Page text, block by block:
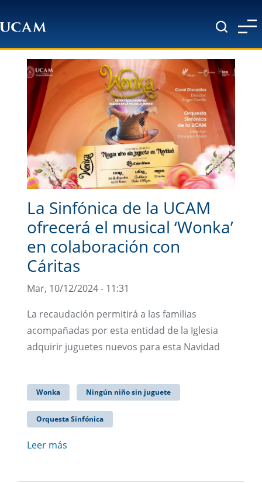
La Sinfónica de la UCAM
ofrecerá el musical ‘Wonka’
en colaboración con
Cáritas
Mar, 10/12/2024 - 11:31
La recaudación permitirá a las familias
acompañadas por esta entidad de la Iglesia
adquirir juguetes nuevos para esta Navidad
Wonka Ningún niño sin juguete
Orquesta Sinfónica
Leer más